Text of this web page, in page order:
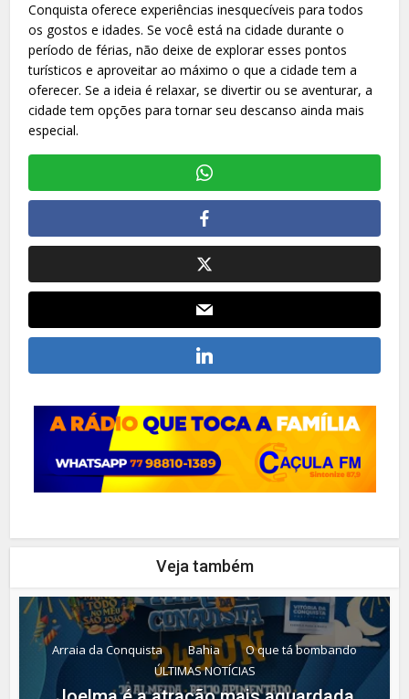
Conquista oferece experiências inesquecíveis para todos
os gostos e idades. Se você está na cidade durante o
período de férias, não deixe de explorar esses pontos
turísticos e aproveitar ao máximo o que a cidade tem a
oferecer. Se a ideia é relaxar, se divertir ou se aventurar, a
cidade tem opções para tornar seu descanso ainda mais
especial.
Veja também
Arraia da Conquista Bahia
O que tá bombando
ÚLTIMAS NOTÍCIAS